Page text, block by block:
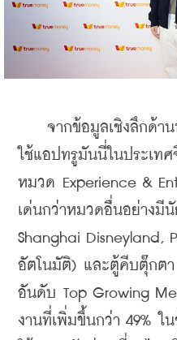
จากข้อมูลเชิงลึกด้าน
ใช้แอปทรูมันนี่ในประเท
หมวด Experience &
เด่นกว่าหมวดอื่นอย่างมี
Shanghai Disneyland,
อัตโนมัติ) และตู้คีบตุ๊กต
อันดับ Top Growing
งานที่เพิ่มขึ้นกว่า 49% ใ